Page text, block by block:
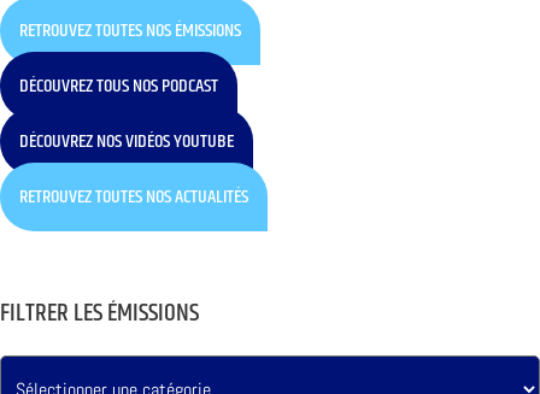
RETROUVEZ TOUTES NOS ÉMISSIONS
DÉCOUVREZ TOUS NOS PODCAST
DÉCOUVREZ NOS VIDÉOS YOUTUBE
RETROUVEZ TOUTES NOS ACTUALITÉS
FILTRER LES ÉMISSIONS